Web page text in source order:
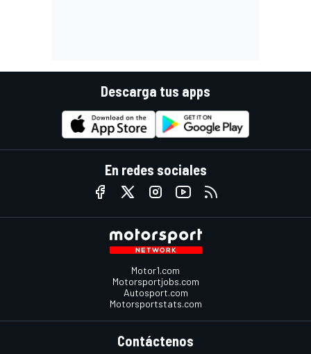
Descarga tus apps
En redes sociales
Motor1.com
Motorsportjobs.com
Autosport.com
Motorsportstats.com
Contáctenos